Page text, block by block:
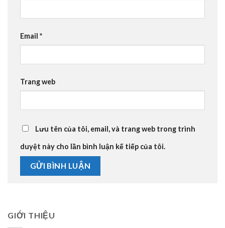
Email *
Trang web
Lưu tên của tôi, email, và trang web trong trình
duyệt này cho lần bình luận kế tiếp của tôi.
GIỚI THIỆU